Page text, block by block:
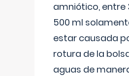
amniótico, entre
500 ml
estar causada
rotura de la
aguas de